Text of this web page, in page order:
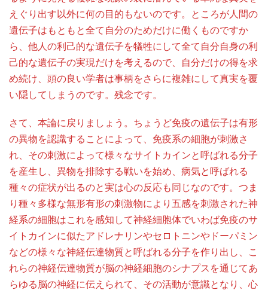
えぐり出す以外に何の目的もないのです。ところが人間の
遺伝子はもともと全て自分のためだけに働くものですか
ら、他人の利己的な遺伝子を犠牲にして全て自分自身の利
己的な遺伝子の実現だけを考えるので、自分だけの得を求
め続け、頭の良い学者は事柄をさらに複雑にして真実を覆
い隠してしまうのです。残念です。
さて、本論に戻りましょう。ちょうど免疫の遺伝子は有形
の異物を認識することによって、免疫系の細胞が刺激さ
れ、その刺激によって様々なサイトカインと呼ばれる分子
を産生し、異物を排除する戦いを始め、病気と呼ばれる
種々の症状が出るのと実は心の反応も同じなのです。つま
り種々多様な無形有形の刺激物により五感を刺激された神
経系の細胞はこれを感知して神経細胞体でいわば免疫のサ
イトカインに似たアドレナリンやセロトニンやドーパミン
などの様々な神経伝達物質と呼ばれる分子を作り出し、こ
れらの神経伝達物質が脳の神経細胞のシナプスを通じてあ
らゆる脳の神経に伝えられて、その活動が意識となり、心